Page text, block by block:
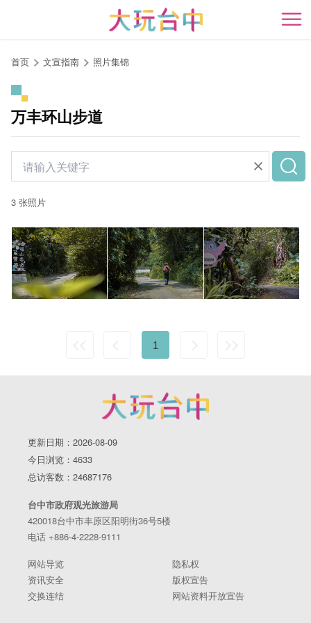
开
首页 文宣指南 照片集锦
万丰环山步道
3 张照片
1
更新日期：2026-08-09
今日浏览：4633
总访客数：24687176
台中市政府观光旅游局
420018台中市丰原区阳明街36号5楼
电话 +886-4-2228-9111
网站导览
隐私权
资讯安全
版权宣告
交换连结
网站资料开放宣告